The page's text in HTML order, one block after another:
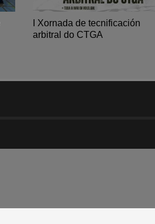
I Xornada de tecnificación
arbitral do CTGA